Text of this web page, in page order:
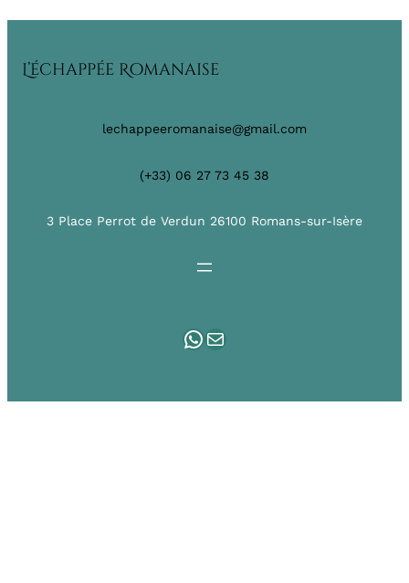
L’échappée Romanaise
lechappeeromanaise@gmail.com
(+33) 06 27 73 45 38
3 Place Perrot de Verdun 26100 Romans-sur-Isère
WhatsApp E-mail